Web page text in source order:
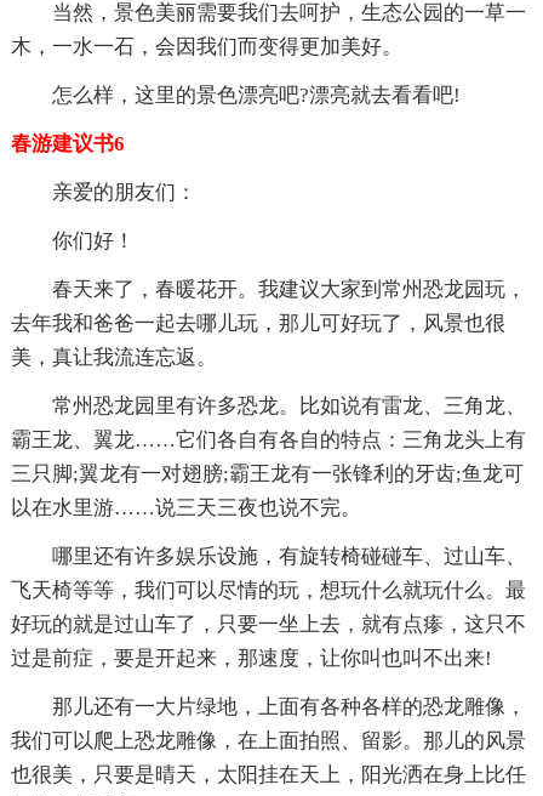
当然，景色美丽需要我们去呵护，生态公园的一草一
木，一水一石，会因我们而变得更加美好。
怎么样，这里的景色漂亮吧?漂亮就去看看吧!
春游建议书6
亲爱的朋友们：
你们好！
春天来了，春暖花开。我建议大家到常州恐龙园玩，
去年我和爸爸一起去哪儿玩，那儿可好玩了，风景也很
美，真让我流连忘返。
常州恐龙园里有许多恐龙。比如说有雷龙、三角龙、
霸王龙、翼龙……它们各自有各自的特点：三角龙头上有
三只脚;翼龙有一对翅膀;霸王龙有一张锋利的牙齿;鱼龙可
以在水里游……说三天三夜也说不完。
哪里还有许多娱乐设施，有旋转椅碰碰车、过山车、
飞天椅等等，我们可以尽情的玩，想玩什么就玩什么。最
好玩的就是过山车了，只要一坐上去，就有点瘆，这只不
过是前症，要是开起来，那速度，让你叫也叫不出来!
那儿还有一大片绿地，上面有各种各样的恐龙雕像，
我们可以爬上恐龙雕像，在上面拍照、留影。那儿的风景
也很美，只要是晴天，太阳挂在天上，阳光洒在身上比任